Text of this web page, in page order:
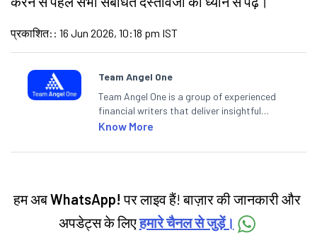
प्रकाशित: : 16 Jun 2026, 10:18 pm IST
Team Angel One
Team Angel One is a group of experienced
financial writers that deliver insightful
articles on the stock market, IPO, economy,
categories.
Know More
हम अबWhatsApp! पर लाइव हैं! बाज़ार की जानकारी और
अपडेट्स के लिएहमारे चैनल से जुड़ें।